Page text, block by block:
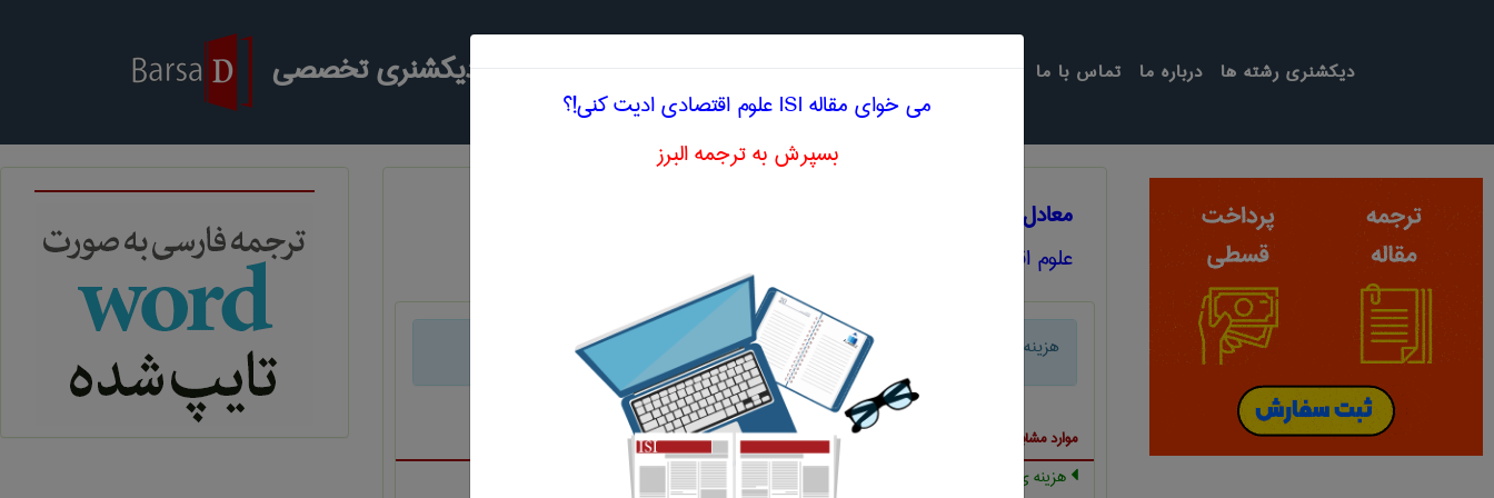
جستجو در دیکشنری تخصصی تماس با ما درباره ما دیکشنری رشته ها
معادل انگلیسی هزینه بازاریابی
علوم اقتصادی
هزینه بازاریابی marketing cost
موارد مشابه با اصطلاح تخصصی فارسی هزینه بازاریابی
هزینه ی مبادله
می خوای مقاله ISI علوم اقتصادی ادیت کنی!؟
بسپرش به ترجمه البرز